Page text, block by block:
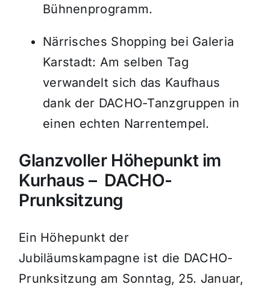
Bühnenprogramm.
Närrisches Shopping bei Galeria
Karstadt: Am selben Tag
verwandelt sich das Kaufhaus
dank der DACHO-Tanzgruppen in
einen echten Narrentempel.
Glanzvoller Höhepunkt im
Kurhaus – DACHO-
Prunksitzung
Ein Höhepunkt der
Jubiläumskampagne ist die DACHO-
Prunksitzung am Sonntag, 25. Januar,